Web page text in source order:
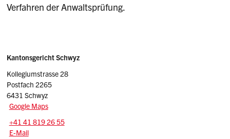
Verfahren der Anwaltsprüfung.
Sidebar
Adresse
Kantonsgericht Schwyz
Kollegiumstrasse 28
Postfach 2265
6431 Schwyz
Google Maps
Tel.:
+41 41 819 26 55
E-Mail: mail
E-Mail